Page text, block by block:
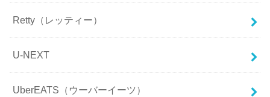
Retty（レッティー）
U-NEXT
UberEATS（ウーバーイーツ）